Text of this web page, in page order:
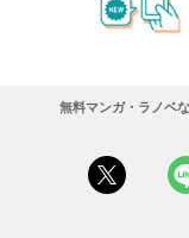
無料マンガ・ラノベ